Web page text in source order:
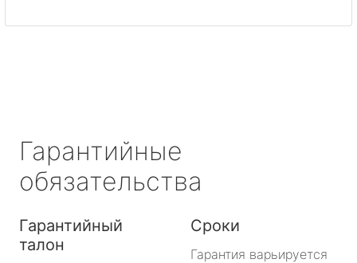
Гарантийные
обязательства
Гарантийный
талон
Сроки
Гарантия варьируется